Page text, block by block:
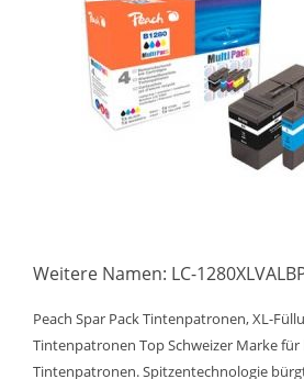
Weitere Namen: LC-
Peach Spar Pack Tintenpatronen, XL-
Tintenpatronen Top Schweizer Marke
Tintenpatronen. Spitzentechnologie